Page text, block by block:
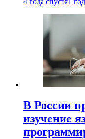
4 года спустя 1
В России
изучение